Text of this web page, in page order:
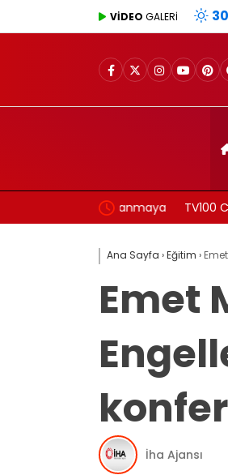
VİDEO GALERİ
yanmaya
TV100 CANLI İZLE
Ana Sayfa ›Eğitim ›
Emet
İha Ajansı